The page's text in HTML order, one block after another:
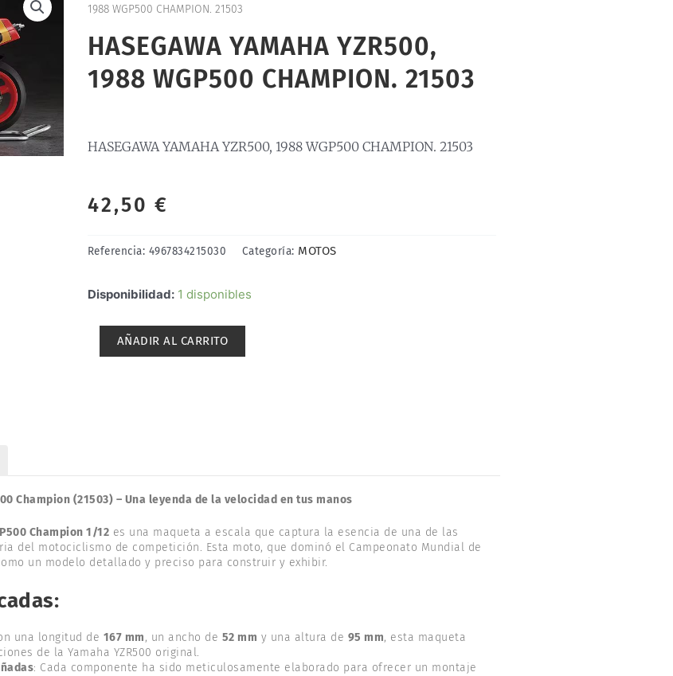
1988 WGP500 CHAMPION. 21503
HASEGAWA YAMAHA YZR500,
1988 WGP500 CHAMPION. 21503
HASEGAWA YAMAHA YZR500, 1988 WGP500 CHAMPION. 21503
42,50 €
Referencia: 4967834215030 Categoría: MOTOS
Disponibilidad: 1 disponibles
HASEGAWA
YZR500,
AÑADIR AL CARRITO
Champion (21503) – Una leyenda de la velocidad en tus manos
Champion 1/12 es una maqueta a escala que captura la esencia de una de las
del motociclismo de competición. Esta moto, que dominó el Campeonato Mundial de
un modelo detallado y preciso para construir y exhibir.
:
una longitud de 167 mm, un ancho de 52 mm y una altura de 95 mm, esta maqueta
de la Yamaha YZR500 original.
: Cada componente ha sido meticulosamente elaborado para ofrecer un montaje